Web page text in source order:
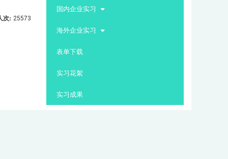
次: 25573
国内企业实习
海外企业实习
表单下载
实习花絮
实习成果